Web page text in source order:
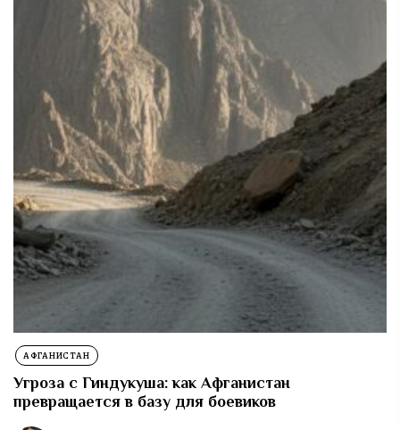
АФГАНИСТАН
Угроза с Гиндукуша: как Афганистан
превращается в базу для боевиков